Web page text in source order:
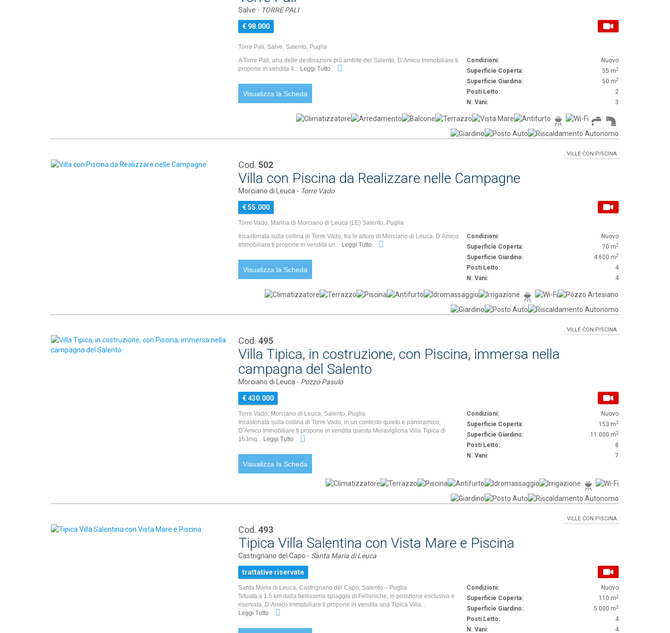
Salve - TORRE PALI
€ 98.000
Torre Pali, Salve, Salento, Puglia
A Torre Pali, una delle destinazioni più ambite del Salento, D’Amico Immobiliare ti
propone in vendita 4... Leggi Tutto
Visualizza la Scheda
Condizioni:
Nuovo
Superficie Coperta:
55 m2
Superficie Giardino: 50 m2
Posti Letto:
2
N. Vani:
3
VILLE CON PISCINA
Cod. 502
Villa con Piscina da Realizzare nelle Campagne
Morciano di Leuca - Torre Vado
€ 55.000
Torre Vado, Marina di Morciano di Leuca (LE) Salento, Puglia
Incastonata sulla collina di Torre Vado, tra le alture di Morciano di Leuca, D’Amico
Immobiliare ti propone in vendita un... Leggi Tutto
Visualizza la Scheda
Condizioni:
Nuovo
Superficie Coperta:
70 m2
Superficie Giardino: 4.600 m2
Posti Letto:
4
N. Vani:
4
VILLE CON PISCINA
Cod.495
Villa Tipica, in costruzione, con Piscina, immersa nella
campagna del Salento
Morciano di Leuca - Pozzo Pasulo
€ 430.000
Torre Vado, Morciano di Leuca, Salento, Puglia
Incastonata sulla collina di Torre Vado, in un contesto quieto e panoramico,
D’Amico Immobiliare ti propone in vendita questa Meravigliosa Villa Tipica di
153mq... Leggi Tutto
Visualizza la Scheda
Condizioni:
Nuovo
Superficie Coperta:
153 m2
Superficie Giardino: 11.000 m2
Posti Letto:
8
N. Vani:
7
VILLE CON PISCINA
Cod.493
Tipica Villa Salentina con Vista Mare e Piscina
Castrignano del Capo - Santa Maria di Leuca
trattative riservate
Santa Maria di Leuca, Castrignano del Capo, Salento – Puglia
Situata a 1.5 km dalla bellissima spiaggia di Felloniche, in posizione esclusiva e
riservata, D’Amico Immobiliare ti propone in vendita una Tipica Villa...
Leggi Tutto
Condizioni:
Nuovo
Superficie Coperta:
110 m2
Superficie Giardino: 5.000 m2
Posti Letto:
4
N. Vani:
4